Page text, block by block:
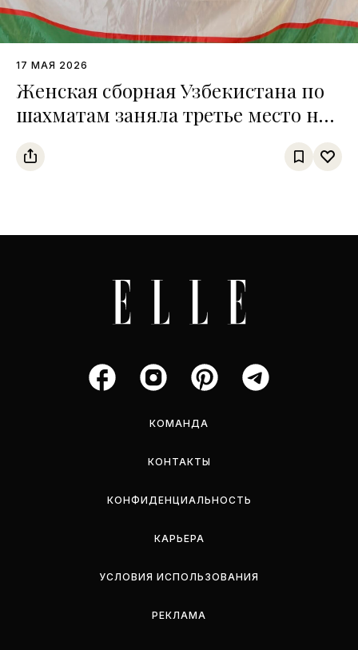
17 МАЯ 2026
Женская сборная Узбекистана по
шахматам заняла третье место на
чемпионате среди тюркских
государств
КОМАНДА
КОНТАКТЫ
КОНФИДЕНЦИАЛЬНОСТЬ
КАРЬЕРА
УСЛОВИЯ ИСПОЛЬЗОВАНИЯ
РЕКЛАМА